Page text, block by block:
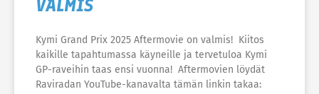
VALMIS
Kymi Grand Prix 2025 Aftermovie on valmis! Kiitos
kaikille tapahtumassa käyneille ja tervetuloa Kymi
GP-raveihin taas ensi vuonna! Aftermovien löydät
Raviradan YouTube-kanavalta tämän linkin takaa: